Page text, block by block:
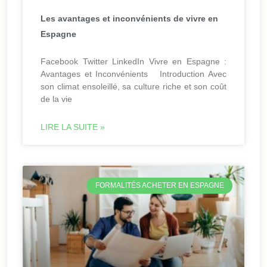
Les avantages et inconvénients de vivre en
Espagne
Facebook Twitter LinkedIn Vivre en Espagne :
Avantages et Inconvénients Introduction Avec
son climat ensoleillé, sa culture riche et son coût
de la vie
LIRE LA SUITE »
FORMALITÉS ACHETER EN ESPAGNE